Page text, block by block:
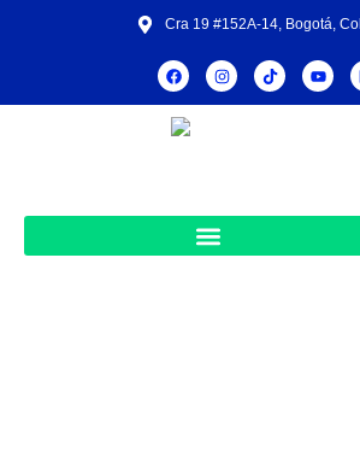
Cra 19 #152A-14, Bogotá,